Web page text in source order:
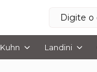
Kuhn Landini